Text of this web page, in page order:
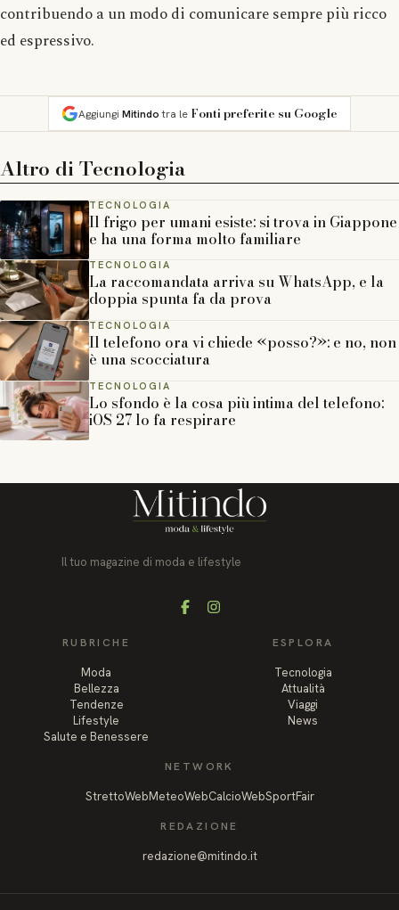
contribuendo a un modo di comunicare sempre più ricco
ed espressivo.
Aggiungi Mitindotra le Fonti preferite su Google
Altro di Tecnologia
TECNOLOGIA
Il frigo per umani esiste: si trova in Giappone
e ha una forma molto familiare
TECNOLOGIA
La raccomandata arriva su WhatsApp, e la
doppia spunta fa da prova
TECNOLOGIA
Il telefono ora vi chiede «posso?»: e no, non
è una scocciatura
TECNOLOGIA
Lo sfondo è la cosa più intima del telefono:
iOS 27 lo fa respirare
Il tuo magazine di moda e lifestyle
FacebookInstagram
RUBRICHE
Moda
Bellezza
Tendenze
Lifestyle
Salute e Benessere
ESPLORA
Tecnologia
Attualità
Viaggi
News
NETWORK
StrettoWebMeteoWebCalcioWebSportFair
REDAZIONE
redazione@mitindo.it